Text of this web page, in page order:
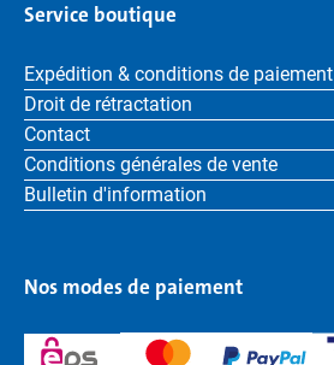
Service boutique
Expédition & conditions de paiement
Droit de rétractation
Contact
Conditions générales de vente
Bulletin d'information
Nos modes de paiement